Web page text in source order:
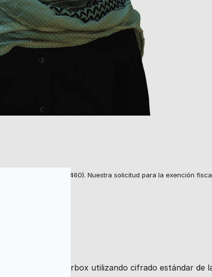
Inc. (EIN: 39-4473460). Nuestra solicitud para la exención
a través de Donorbox utilizando cifrado estándar